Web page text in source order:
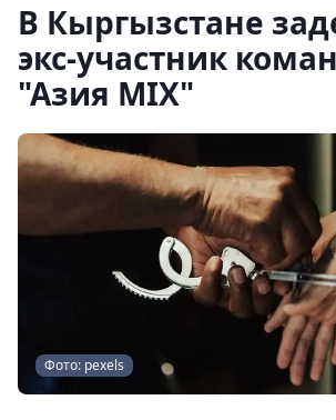
В Кыргызстане
экс-участник
"Азия MIX"
Фото: pexels